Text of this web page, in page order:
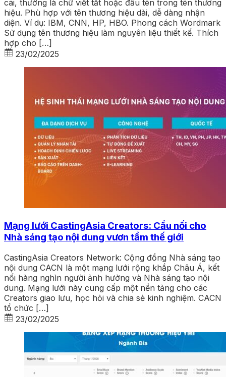
cái, thường là chữ viết tắt hoặc đầu tên trong tên thương
hiệu. Phù hợp với tên thương hiệu dài, dễ dàng nhận
diện. Ví dụ: IBM, CNN, HP, HBO. Phong cách Wordmark
Sử dụng tên thương hiệu làm nguyên liệu thiết kế. Thích
hợp cho […]
23/02/2025
Mạng lưới CastingAsia Creators: Cầu nối cho
Nhà sáng tạo nội dung vươn tầm thế giới
CastingAsia Creators Network: Cộng đồng Nhà sáng tạo
nội dung CACN là một mạng lưới rộng khắp Châu Á, kết
nối hàng nghìn người ảnh hưởng và Nhà sáng tạo nội
dung. Mạng lưới này cung cấp một nền tảng cho các
Creators giao lưu, học hỏi và chia sẻ kinh nghiệm. CACN
tổ chức […]
23/02/2025